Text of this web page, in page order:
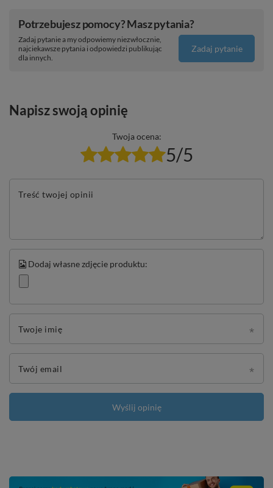
Potrzebujesz pomocy? Masz pytania?
Zadaj pytanie a my odpowiemy niezwłocznie,
najciekawsze pytania i odpowiedzi publikując
dla innych.
Zadaj pytanie
Napisz swoją opinię
Twoja ocena:
5/5
Treść twojej opinii
Dodaj własne zdjęcie produktu:
Twoje imię
Twój email
Wyślij opinię